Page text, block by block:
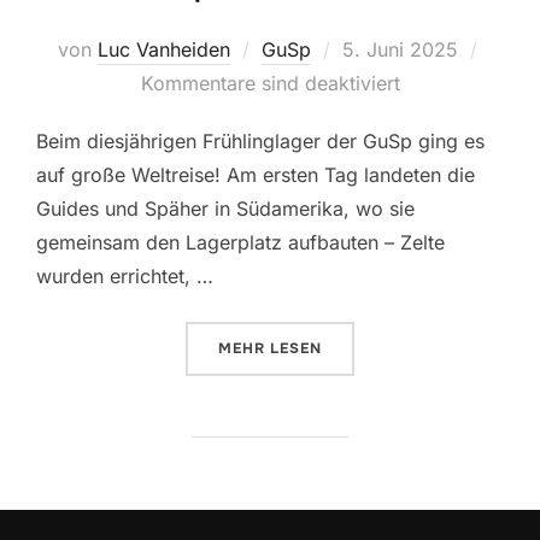
von Luc Vanheiden GuSp
Veröffentlicht
am
5. Juni 2025
Kommentare sind deaktiviert
Beim diesjährigen Frühlinglager der GuSp ging es
auf große Weltreise! Am ersten Tag landeten die
Guides und Späher in Südamerika, wo sie
gemeinsam den Lagerplatz aufbauten – Zelte
wurden errichtet, …
MEHR ÜBER “GUSP – FRÜLA 2025”
LESEN